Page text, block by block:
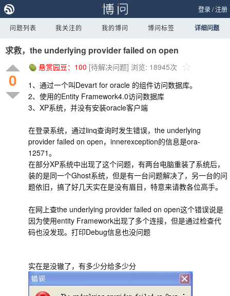
登录/注册
问题列表 我关注的 我的博问 博问标签 详细问题
求救，the underlying provider failed on open
0
悬赏园豆： 100 [待解决问题] 浏览: 18945次
1、通过一个叫Devart for oracle 的组件访问数据库。
2、使用的Entity Framework4.0访问数据库
3、XP系统，并没有安装oracle客户端
在登录系统，通过linq查询时发生错误，the underlying
provider failed on open，innerexception的信息是ora-
12571。
在部分XP系统中出现了这个问题，有两台电脑重装了系统后，
装的是同一个Ghost系统，但是有一台问题解决了，另一台的问
题依旧，搞了好几天实在是没有眉目，特意来请教各位高手。
在网上查the underlying provider failed on open这个错误说是
因为使用entity Framework出现了多个连接，但是通过检查代
码也没发现。打印Debug信息也没问题
实在是没辙了，有多少分给多少分